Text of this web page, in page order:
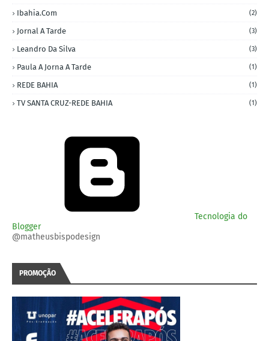
Ibahia.com (2)
Jornal A Tarde (3)
Leandro Da Silva (3)
Paula A Jorna A Tarde (1)
REDE BAHIA (1)
TV SANTA CRUZ-REDE BAHIA (1)
Tecnologia do
Blogger
@matheusbispodesign
PROMOÇÃO